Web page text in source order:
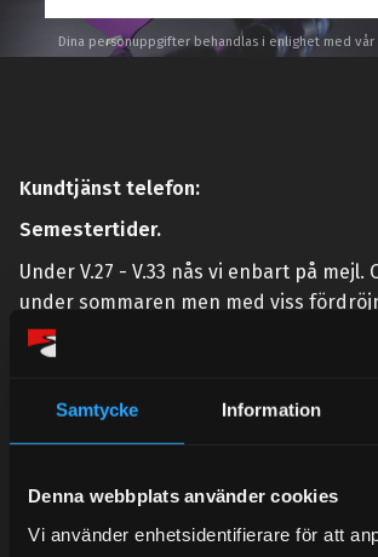
Samtycke Information
Denna webbplats använder cookies
Vi använder enhetsidentifierare för att
Dina personuppgifter behandlas i enlighet med vår
Kundtjänst telefon:
Semestertider.
Under V.27 - V.33 nås vi enbart på mejl.
under sommaren men med viss
det helt stängt.
Mån-Tors: 10:30-15:00
Lunchstängt 12:00-13:00
info@streetperformance.se